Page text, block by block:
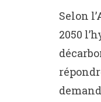
Selon
2050